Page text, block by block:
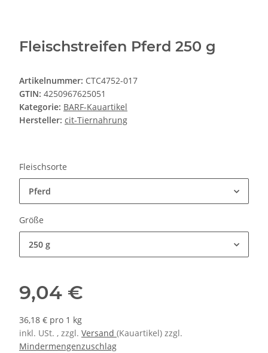
Fleischstreifen Pferd 250 g
Artikelnummer: CTC4752-017
GTIN: 4250967625051
Kategorie: BARF-Kauartikel
Hersteller: cit-Tiernahrung
Fleischsorte
Pferd
Größe
250 g
9,04 €
36,18 € pro 1 kg
inkl. USt. , zzgl. Versand (Kauartikel) zzgl.
Mindermengenzuschlag